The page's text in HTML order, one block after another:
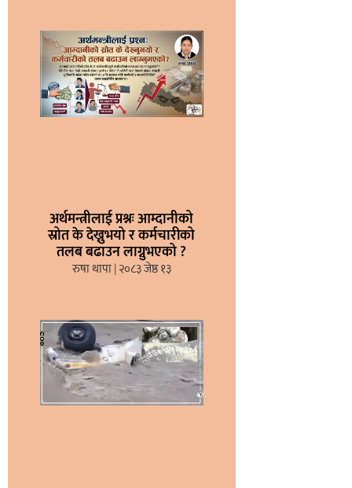
अर्थमन्त्रीलाई प्रश्नः आम्दानीको
स्रोत के देख्नुभयो र कर्मचारीको
तलब बढाउन लाग्नुभएको ?
रुषा थापा २०८३ जेष्ठ १३